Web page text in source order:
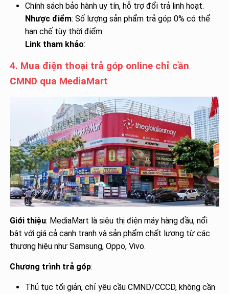
Chính sách bảo hành uy tín, hỗ trợ đổi trả linh hoạt.
Nhược điểm: Số lượng sản phẩm trả góp 0% có thể
hạn chế tùy thời điểm.
Link tham khảo:
4. Mua điện thoại trả góp online chỉ cần
CMND qua MediaMart
Giới thiệu: MediaMart là siêu thị điện máy hàng đầu, nổi
bật với giá cả cạnh tranh và sản phẩm chất lượng từ các
thương hiệu như Samsung, Oppo, Vivo.
Chương trình trả góp:
Thủ tục tối giản, chỉ yêu cầu CMND/CCCD, không cần